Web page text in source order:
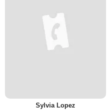
Sylvia Lopez